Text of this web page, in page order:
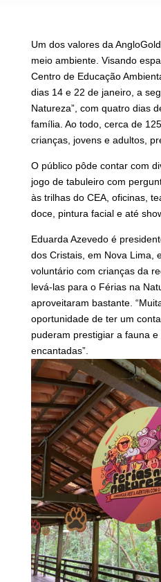
Um dos valores da
meio ambiente. Visando
Centro de Educação
dias 14 e 22 de janeiro, a
Natureza”, com quatro dias
família. Ao todo, cerca de
crianças, jovens e adultos,
O público pôde contar com
jogo de tabuleiro com
às trilhas do CEA, oficinas,
doce, pintura facial e até
Eduarda Azevedo é
dos Cristais, em Nova Lima,
voluntário com crianças da
levá-las para o Férias na
aproveitaram bastante.
oportunidade de ter um
puderam prestigiar a fauna
encantadas”.